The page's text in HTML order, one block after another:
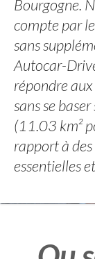
Bourgogne.
compte par
sans
Autocar-
répondre
sans se
(11.03 km²
rapport à
essentielles